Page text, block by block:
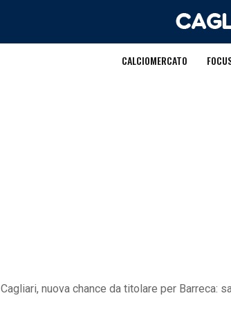
CALCIOMERCATO
Cagliari, nuova chance da titolare per Barreca: